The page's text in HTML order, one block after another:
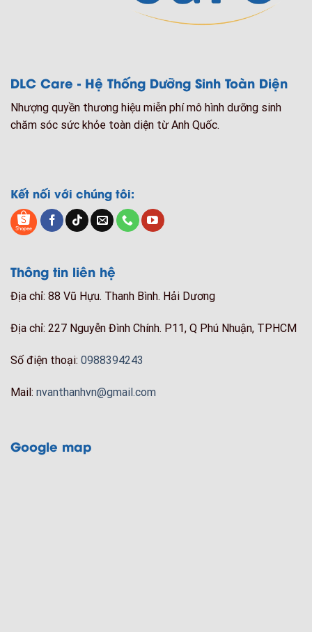
DLC Care - Hệ Thống Dưỡng Sinh Toàn Diện
Nhượng quyền thương hiệu miễn phí mô hình dưỡng sinh
chăm sóc sức khỏe toàn diện từ Anh Quốc.
Kết nối với chúng tôi:
Thông tin liên hệ
Địa chỉ: 88 Vũ Hựu. Thanh Bình. Hải Dương
Địa chỉ: 227 Nguyễn Đình Chính. P11, Q Phú Nhuận, TPHCM
Số điện thoại: 0988394243
Mail: nvanthanhvn@gmail.com
Google map